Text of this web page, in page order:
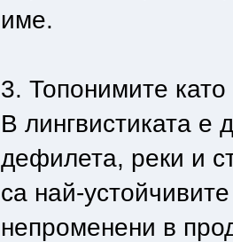
име.
3. Топонимите
В лингвистиката е
дефилета, реки и
са най-
непроменени в